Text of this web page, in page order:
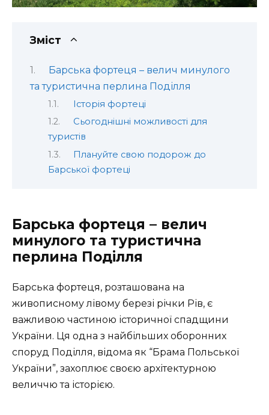
Зміст
Барська фортеця – велич минулого
та туристична перлина Поділля
Історія фортеці
Сьогоднішні можливості для
туристів
Плануйте свою подорож до
Барської фортеці
Барська фортеця – велич
минулого та туристична
перлина Поділля
Барська фортеця, розташована на
живописному лівому березі річки Рів, є
важливою частиною історичної спадщини
України. Ця одна з найбільших оборонних
споруд Поділля, відома як “Брама Польської
України”, захоплює своєю архітектурною
величчю та історією.